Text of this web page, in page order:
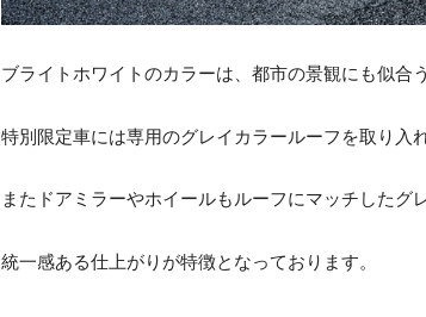
ブライトホワイトのカラーは、都市の景観にも似合
特別限定車には専用のグレイカラールーフを取り入れ
またドアミラーやホイールもルーフにマッチしたグ
統一感ある仕上がりが特徴となっております。